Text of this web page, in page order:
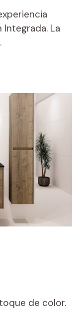
Integrada. La
de color.